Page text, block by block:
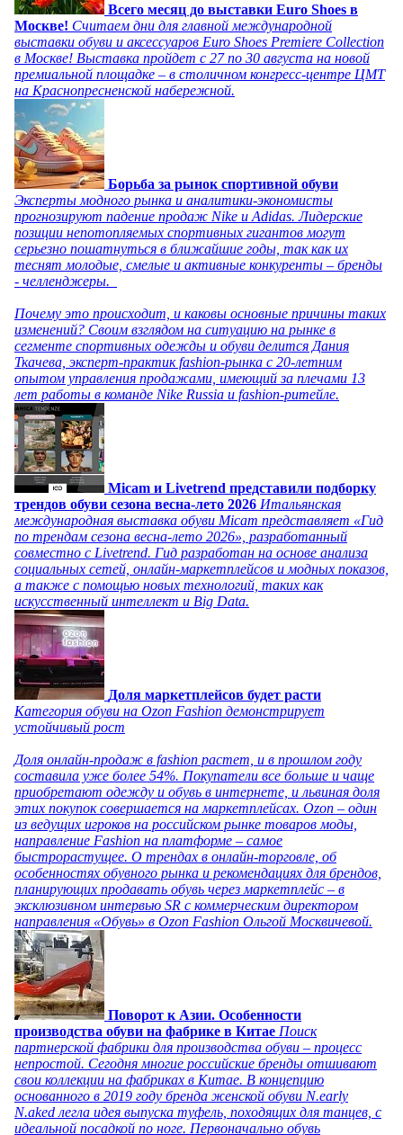
Всего месяц до выставки Euro Shoes в
Москве! Считаем дни для главной международной
выставки обуви и аксессуаров Euro Shoes Premiere Collection
в Москве! Выставка пройдет с 27 по 30 августа на новой
премиальной площадке – в столичном конгресс-центре ЦМТ
на Краснопресненской набережной.
Борьба за рынок спортивной обуви
Эксперты модного рынка и аналитики-экономисты
прогнозируют падение продаж Nike и Adidas. Лидерские
позиции непотопляемых спортивных гигантов могут
серьезно пошатнуться в ближайшие годы, так как их
теснят молодые, смелые и активные конкуренты – бренды
- челленджеры.
Почему это происходит, и каковы основные причины таких
изменений? Своим взглядом на ситуацию на рынке в
сегменте спортивных одежды и обуви делится Дания
Ткачева, эксперт-практик fashion-рынка с 20-летним
опытом управления продажами, имеющий за плечами 13
лет работы в команде Nike Russia и fashion-ритейле.
Micam и Livetrend представили подборку
трендов обуви сезона весна-лето 2026 Итальянская
международная выставка обуви Micam представляет «Гид
по трендам сезона весна-лето 2026», разработанный
совместно с Livetrend. Гид разработан на основе анализа
социальных сетей, онлайн-маркетплейсов и модных показов,
а также с помощью новых технологий, таких как
искусственный интеллект и Big Data.
Доля маркетплейсов будет расти
Категория обуви на Ozon Fashion демонстрирует
устойчивый рост
Доля онлайн-продаж в fashion растет, и в прошлом году
составила уже более 54%. Покупатели все больше и чаще
приобретают одежду и обувь в интернете, и львиная доля
этих покупок совершается на маркетплейсах. Ozon – один
из ведущих игроков на российском рынке товаров моды,
направление Fashion на платформе – самое
быстрорастущее. О трендах в онлайн-торговле, об
особенностях обувного рынка и рекомендациях для брендов,
планирующих продавать обувь через маркетплейс – в
эксклюзивном интервью SR с коммерческим директором
направления «Обувь» в Ozon Fashion Ольгой Москвичевой.
Поворот к Азии. Особенности
производства обуви на фабрике в Китае Поиск
партнерской фабрики для производства обуви – процесс
непростой. Сегодня многие российские бренды отшивают
свои коллекции на фабриках в Китае. В концепцию
основанного в 2019 году бренда женской обуви N.early
N.aked легла идея выпуска туфель, походящих для танцев, с
идеальной посадкой по ноге. Первоначально обувь